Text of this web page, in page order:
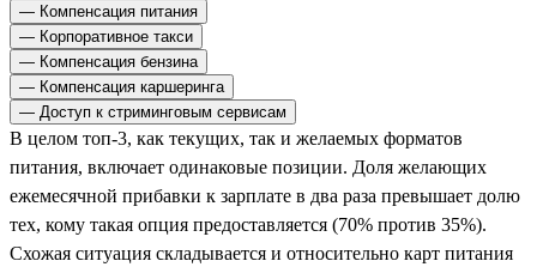
— Компенсация питания
— Корпоративное такси
— Компенсация бензина
— Компенсация каршеринга
— Доступ к стриминговым сервисам
В целом топ-3, как текущих, так и желаемых форматов
питания, включает одинаковые позиции. Доля желающих
ежемесячной прибавки к зарплате в два раза превышает долю
тех, кому такая опция предоставляется (70% против 35%).
Схожая ситуация складывается и относительно карт питания